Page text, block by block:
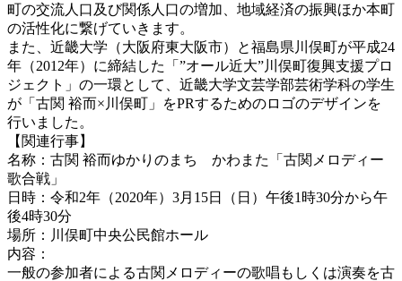
町の交流人口及び関係人口の増加、地域経済の振興ほか本町
の活性化に繋げていきます。
また、近畿大学（大阪府東大阪市）と福島県川俣町が平成24
年（2012年）に締結した「”オール近大”川俣町復興支援プロ
ジェクト」の一環として、近畿大学文芸学部芸術学科の学生
が「古関 裕而×川俣町」をPRするためのロゴのデザインを
行いました。
【関連行事】
名称：古関 裕而ゆかりのまち かわまた「古関メロディー
歌合戦」
日時：令和2年（2020年）3月15日（日）午後1時30分から午
後4時30分
場所：川俣町中央公民館ホール
内容：
一般の参加者による古関メロディーの歌唱もしくは演奏を古